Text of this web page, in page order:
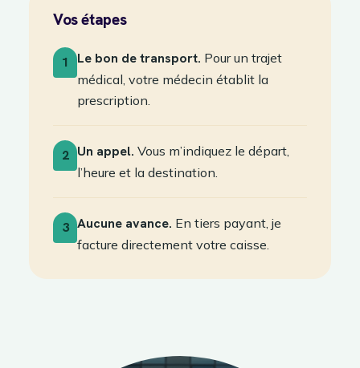
Vos étapes
1 Le bon de transport. Pour un trajet
médical, votre médecin établit la
prescription.
2 Un appel. Vous m’indiquez le départ,
l’heure et la destination.
3 Aucune avance. En tiers payant, je
facture directement votre caisse.